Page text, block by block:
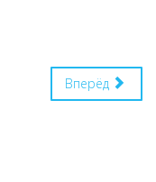
Вперёд